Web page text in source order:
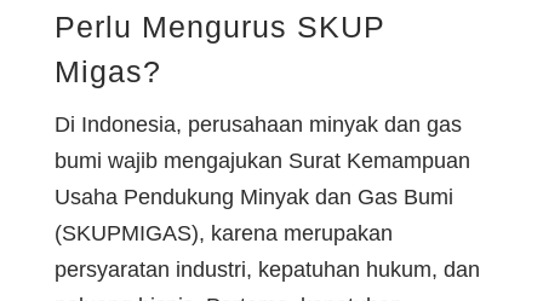
Perlu Mengurus SKUP
Migas?
Di Indonesia, perusahaan minyak dan gas
bumi wajib mengajukan Surat Kemampuan
Usaha Pendukung Minyak dan Gas Bumi
(SKUPMIGAS), karena merupakan
persyaratan industri, kepatuhan hukum, dan